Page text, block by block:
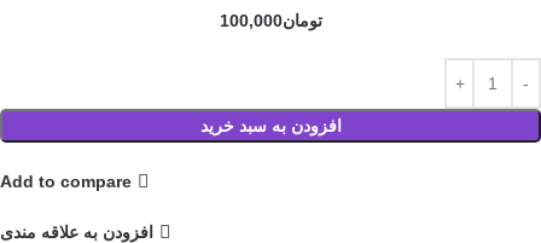
تومان100,000
افزودن به سبد خرید
Add to compare
افزودن به علاقه مندی